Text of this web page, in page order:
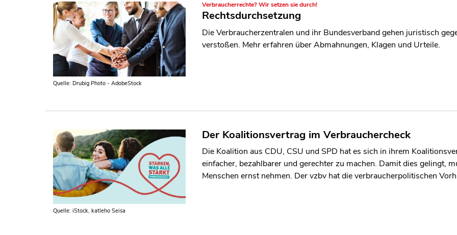
Quelle: Drubig Photo - AdobeStock
Verbraucherrechte? Wir setzen sie durch!
Rechtsdurchsetzung
Die Verbraucherzentralen und ihr Bundesverband gehen juristisch
verstoßen. Mehr erfahren über Abmahnungen, Klagen und Urteile.
Quelle: iStock, katleho Seisa
Der Koalitionsvertrag im Verbrauchercheck
Die Koalition aus CDU, CSU und SPD hat es sich in ihrem
einfacher, bezahlbarer und gerechter zu machen. Damit dies gelingt,
Menschen ernst nehmen. Der vzbv hat die verbraucherpolitischen